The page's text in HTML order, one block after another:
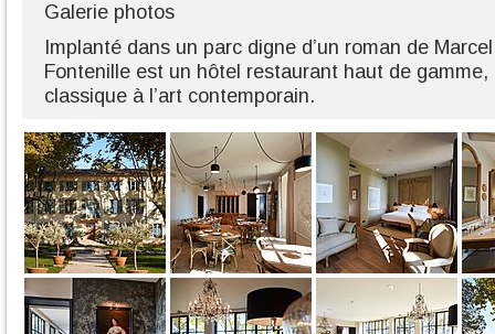
Galerie photos
Implanté dans un parc digne d’un roman de
Fontenille est un hôtel restaurant haut de
classique à l’art contemporain.